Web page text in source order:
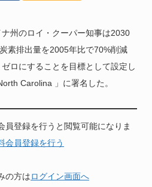
州のロイ・クーパー知事は2030
素排出量を2005年比で70%削減
ロにすることを目標として設定し
Carolina 」に署名した。
員登録を行うと閲覧可能になりま
会員登録を行う
の方はログイン画面へ